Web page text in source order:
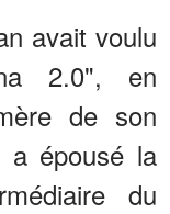
avait voulu
2.0", en
de son
a épousé la
du